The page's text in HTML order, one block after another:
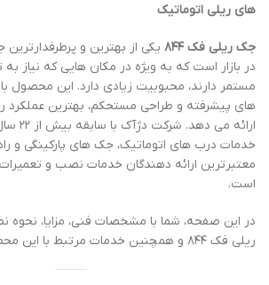
های ریلی اتوماتیک
جک ریلی فک ۸۴۴
یکی از بهترین و
در بازار است که به ویژه در مکان هایی که نیاز به
مستمر دارند، محبوبیت زیادی دارد. این محصول با
های پیشرفته و طراحی مستحکم، بهترین عملکرد
ارائه
خدمات درب های اتوماتیک، جک های پارکینگی و
معتبرترین ارائه دهندگان خدمات نصب و
است.
در این صفحه، شما با مشخصات فنی، مزایا،
ریلی فک ۸۴۴ و همچنین خدمات مرتبط با این محصول آشنا خواهید شد.